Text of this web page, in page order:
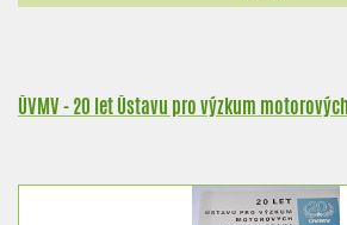
ÚVMV - 20 let Ústavu pro výzkum